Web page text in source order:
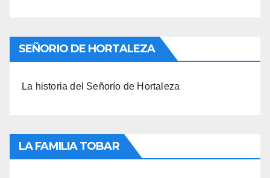
SEÑORIO DE HORTALEZA
La historia del Señorío de Hortaleza
LA FAMILIA TOBAR